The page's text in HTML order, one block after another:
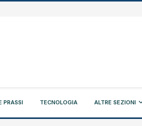
PRASSI TECNOLOGIA ALTRE SEZIONI